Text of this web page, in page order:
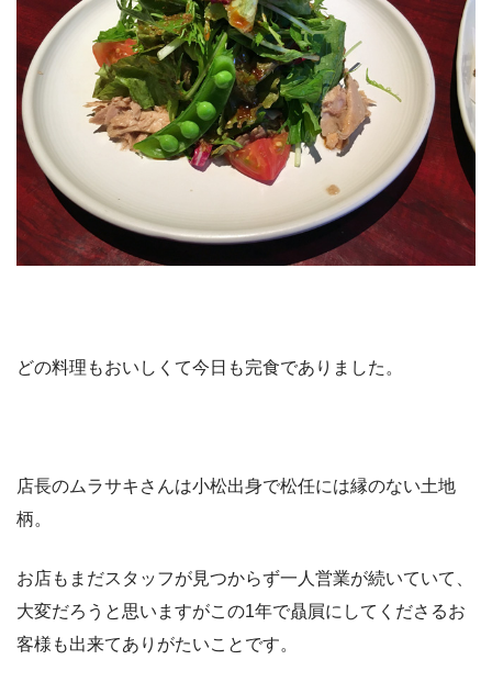
どの料理もおいしくて今日も完食でありました。
店長のムラサキさんは小松出身で松任には縁のない土地
柄。
お店もまだスタッフが見つからず一人営業が続いていて、
大変だろうと思いますがこの1年で贔屓にしてくださるお
客様も出来てありがたいことです。